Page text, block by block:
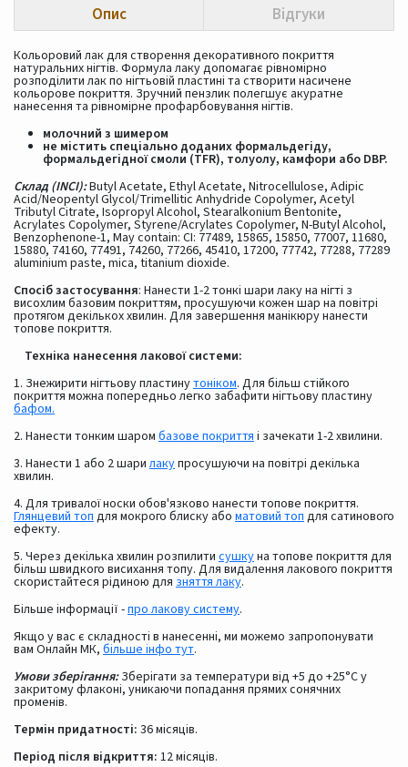
Опис Відгуки
Кольоровий лак для створення декоративного покриття
натуральних нігтів. Формула лаку допомагає рівномірно
розподілити лак по нігтьовій пластині та створити насичене
кольорове покриття. Зручний пензлик полегшує акуратне
нанесення та рівномірне профарбовування нігтів.
молочний з шимером
не містить спеціально доданих формальдегіду,
формальдегідної смоли (TFR), толуолу, камфори або DBP.
Склад (INCI):Butyl Acetate, Ethyl Acetate, Nitrocellulose, Adipic
Acid/Neopentyl Glycol/Trimellitic Anhydride Copolymer, Acetyl
Tributyl Citrate, Isopropyl Alcohol, Stearalkonium Bentonite,
Acrylates Copolymer, Styrene/Acrylates Copolymer, N-Butyl Alcohol,
Benzophenone-1, May contain: CI: 77489, 15865, 15850, 77007, 11680,
15880, 74160, 77491, 74260, 77266, 45410, 17200, 77742, 77288, 77289
aluminium paste, mica, titanium dioxide.
Спосіб застосування: Нанести 1-2 тонкі шари лаку на нігті з
висохлим базовим покриттям, просушуючи кожен шар на повітрі
протягом декількох хвилин. Для завершення манікюру нанести
топове покриття.
Техніка нанесення лакової системи:
1. Знежирити нігтьову пластинутоніком. Для більш стійкого
покриття можна попередньо легко забафити нігтьову пластину
бафом.
2. Нанести тонким шаром базове покриттяі зачекати 1-2 хвилини.
3. Нанести 1 або 2 шари лакупросушуючи на повітрі декілька
хвилин.
4. Для тривалої носки обов'язково нанести топове покриття.
Глянцевий топдля мокрого блиску або матовий топдля сатинового
ефекту.
5. Через декілька хвилин розпилити сушкуна топове покриття для
більш швидкого висихання топу. Для видалення лакового покриття
скористайтеся рідиною для зняття лаку.
Більше інформації -про лакову систему.
Якщо у вас є складності в нанесенні, ми можемо запропонувати
вам Онлайн МК, більше інфо тут.
Умови зберігання: Зберігати за температури від +5 до +25°С у
закритому флаконі, уникаючи попадання прямих сонячних
променів.
Термін придатності: 36 місяців.
Період після відкриття: 12 місяців.